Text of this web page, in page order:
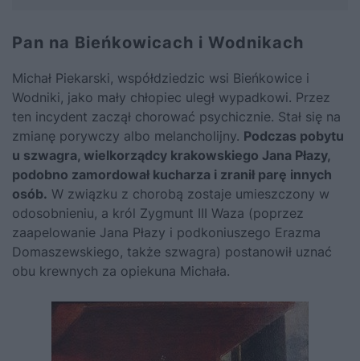
Pan na Bieńkowicach i Wodnikach
Michał Piekarski, współdziedzic wsi Bieńkowice i
Wodniki, jako mały chłopiec uległ wypadkowi. Przez
ten incydent zaczął chorować psychicznie. Stał się na
zmianę porywczy albo melancholijny. Podczas pobytu
u szwagra, wielkorządcy krakowskiego Jana Płazy,
podobno zamordował kucharza i zranił parę innych
osób. W związku z chorobą zostaje umieszczony w
odosobnieniu, a król Zygmunt III Waza (poprzez
zaapelowanie Jana Płazy i podkoniuszego Erazma
Domaszewskiego, także szwagra) postanowił uznać
obu krewnych za opiekuna Michała.